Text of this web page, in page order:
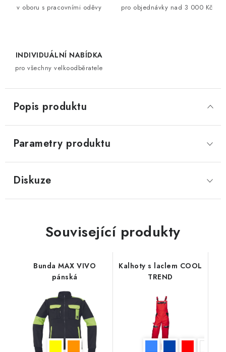
v oboru s pracovními oděvy pro objednávky nad 3 000 Kč
INDIVIDUÁLNÍ NABÍDKA
pro všechny velkoodběratele
Popis produktu
Parametry produktu
Diskuze
Související produkty
Bunda MAX VIVO
pánská
Kalhoty s laclem COOL
TREND